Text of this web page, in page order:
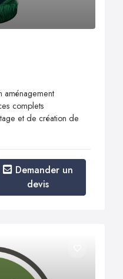
aménagement
complets
et de création de
Demander un
devis